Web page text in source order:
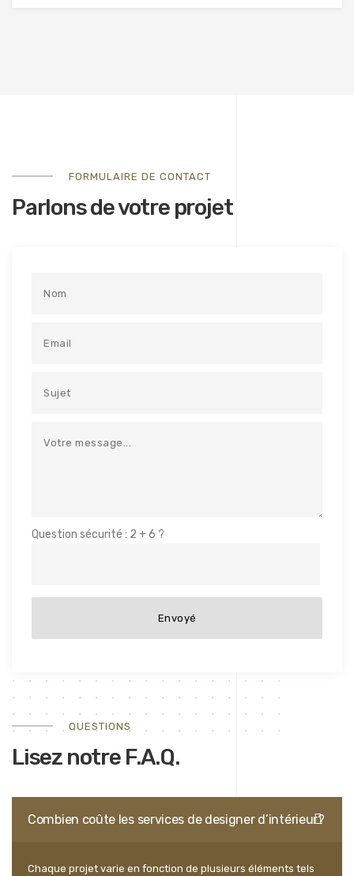
FORMULAIRE DE CONTACT
Parlons de votre projet
Question sécurité : 2 + 6 ?
QUESTIONS
Lisez notre F.A.Q.
Combien coûte les services de designer d’intérieur?
Chaque projet varie en fonction de plusieurs éléments tels